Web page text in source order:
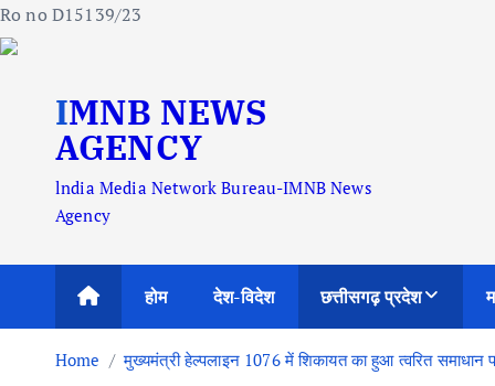
Ro no D15139/23
IMNB NEWS
AGENCY
lndia Media Network Bureau-IMNB News
Agency
होम देश-विदेश छत्तीसगढ़ प्रदेश
Home मुख्यमंत्री हेल्पलाइन 1076 में शिकायत का हुआ त्वरित